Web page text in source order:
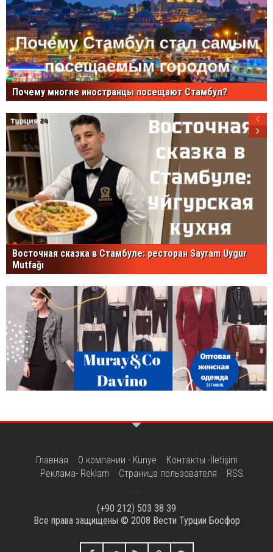
Почему многие иностранцы посещают Стамбул?
Восточная сказка в Стамбуле: ресторан Sayram Uygur
Mutfağı
Главная О компании - Künye
Контакты -İletişim
Реклама- Reklam
Страница пользователя RSS
(+90 212) 503 38 39
Все права защищены © 2008 Вести Турции Босфор